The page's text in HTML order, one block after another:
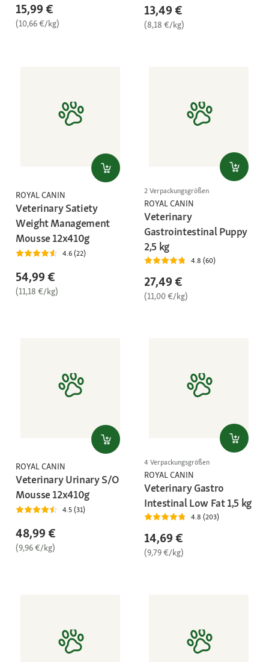
15,99 €
(10,66 €/kg)
13,49 €
(8,18 €/kg)
ROYAL CANIN
Veterinary Satiety
Weight Management
Mousse 12x410g
4.6 (22)
54,99 €
(11,18 €/kg)
2 Verpackungsgrößen
ROYAL CANIN
Veterinary
Gastrointestinal Puppy
2,5 kg
4.8 (60)
27,49 €
(11,00 €/kg)
ROYAL CANIN
Veterinary Urinary S/O
Mousse 12x410g
4.5 (31)
48,99 €
(9,96 €/kg)
4 Verpackungsgrößen
ROYAL CANIN
Veterinary Gastro
Intestinal Low Fat 1,5 kg
4.8 (203)
14,69 €
(9,79 €/kg)